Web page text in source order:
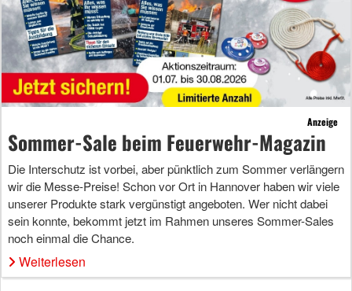
Anzeige
Sommer-Sale beim Feuerwehr-Magazin
Die Interschutz ist vorbei, aber pünktlich zum Sommer verlängern
wir die Messe-Preise! Schon vor Ort in Hannover haben wir viele
unserer Produkte stark vergünstigt angeboten. Wer nicht dabei
sein konnte, bekommt jetzt im Rahmen unseres Sommer-Sales
noch einmal die Chance.
Weiterlesen